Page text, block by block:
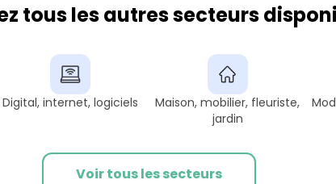
tous les autres secteurs
Digital, internet, logiciels
Maison, mobilier, fleuriste,
jardin
Voir tous les secteurs